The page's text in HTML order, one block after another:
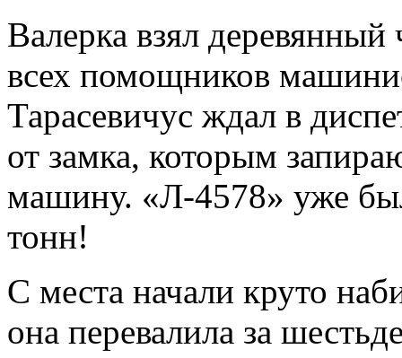
Валерка взял
всех помощников
Тарасевичус ждал в
от замка, которым
машину. «Л-4578» уже
тонн!
С места начали круто
она перевалила за